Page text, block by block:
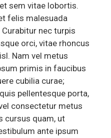
sem vitae lobortis.
felis malesuada
nec turpis
orci, vitae rhoncus
Nam vel metus
primis in faucibus
cubilia curae;
pellentesque porta,
consectetur metus
cursus quam, ut
ante ipsum